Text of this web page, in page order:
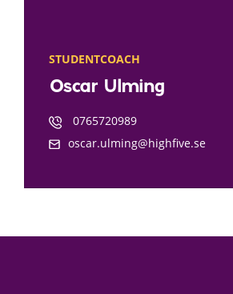
STUDENTCOACH
Oscar Ulming
0765720989
oscar.ulming@highfive.se